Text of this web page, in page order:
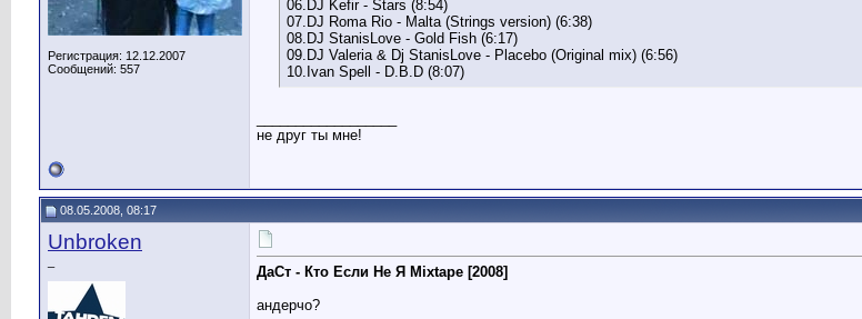
Регистрация: 12.12.2007
Сообщений: 557
06.DJ Kefir - Stars (8:54)
07.DJ Roma Rio - Malta (Strings version) (6:38)
08.DJ StanisLove - Gold Fish (6:17)
09.DJ Valeria & Dj StanisLove - Placebo (Original mix) (6:56)
10.Ivan Spell - D.B.D (8:07)
не друг ты мне!
08.05.2008, 08:17
Unbroken
ДаСт - Кто Если Не Я Mixtape [2008]
андерчо?